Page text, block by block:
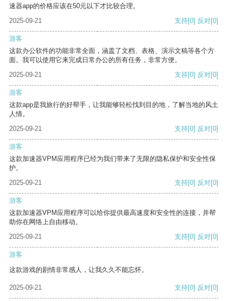
速器app的价格应该在50元以下才比较合理。
2025-09-21
支持[0] 反对[0]
游客
这款办公软件的功能非常全面，涵盖了文档、表格、演示文稿等各个方
面。我可以使用它来完成日常办公的所有任务，非常方便。
2025-09-21
支持[0] 反对[0]
游客
这款app是我旅行的好帮手，让我能够轻松找到目的地，了解当地的风土
人情。
2025-09-21
支持[0] 反对[0]
游客
这款加速器VPM应用程序已经为我们带来了无限的隐私保护和安全性保
护。
2025-09-21
支持[0] 反对[0]
游客
这款加速器VPM应用程序可以给你提供最高速度和安全性的连接，并帮
助你在网络上自由移动。
2025-09-21
支持[0] 反对[0]
游客
这款游戏的剧情非常感人，让我久久不能忘怀。
2025-09-21 支持[0] 反对[0]